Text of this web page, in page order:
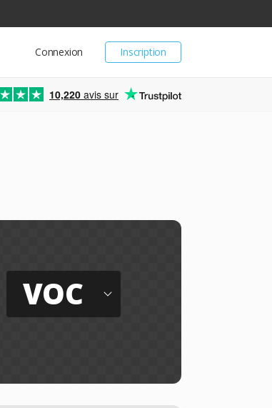
Inscription
Connexion
10,220 avis sur
VOC